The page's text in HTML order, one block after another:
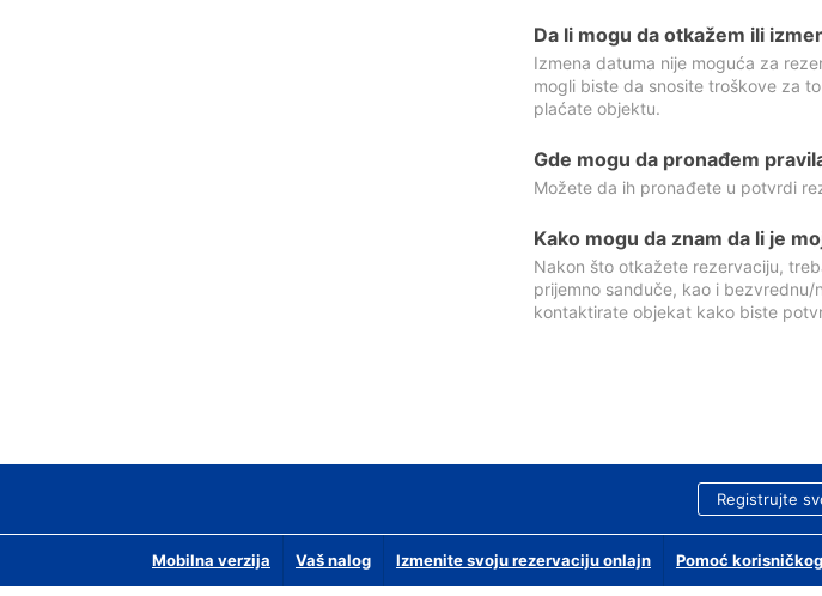
Da li mogu da otkažem ili
Izmena datuma nije moguća za
mogli biste da snosite troškove za
plaćate objektu.
Gde mogu da pronađem
Možete da ih pronađete u potvrdi
Kako mogu da znam da li je
Nakon što otkažete rezervaciju,
prijemno sanduče, kao i
kontaktirate objekat kako biste
Registrujte
Mobilna verzija Vaš nalog Izmenite svoju rezervaciju onlajn Pomoć